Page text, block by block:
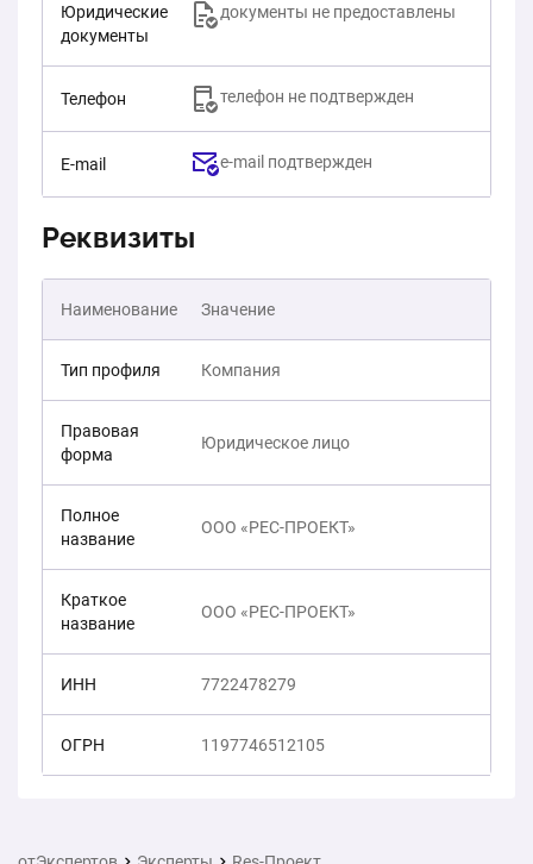
Юридические
документы
документы не предоставлены
Телефон телефон не подтвержден
E-mail e-mail подтвержден
Реквизиты
Наименование Значение
Тип профиля Компания
Правовая
форма
Юридическое лицо
Полное
название
ООО «РЕС-ПРОЕКТ»
Краткое
название
ООО «РЕС-ПРОЕКТ»
ИНН 7722478279
ОГРН 1197746512105